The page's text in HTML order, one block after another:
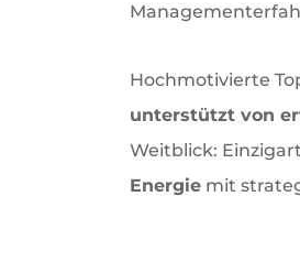
Hochmotivierte
unterstützt von
Weitblick:
Energiemit